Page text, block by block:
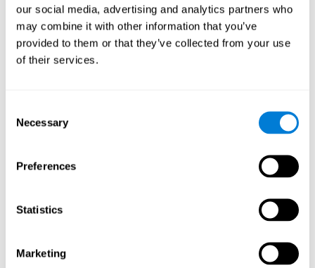
our social media, advertising and analytics partners who
may combine it with other information that you’ve
provided to them or that they’ve collected from your use
of their services.
Selection
Necessary
Preferences
Statistics
Marketing
在这个大脑游戏中，我们通过使用我们的空间感知
确定图像的哪些部分进入表格中的哪个点。 改善我们的空间
感知有助于我们在日常生活中，例如走在街上而不会碰到其
他人。
助我们找到解决它的最短路径。 良好的规划技巧可以有利于
优先考虑并更好地利用我们的资源。 这对我们日常生活中的
非语言记忆：
记住您撤销拼图所采取的步骤顺序将帮助你了
解如何将其重新组合在一起。 当我们学习进行一项活动所必
力。
记住向我们提供信息的方式在我们的日常生活中很有用，例
如，记住我们的信息来源不管是否可靠。